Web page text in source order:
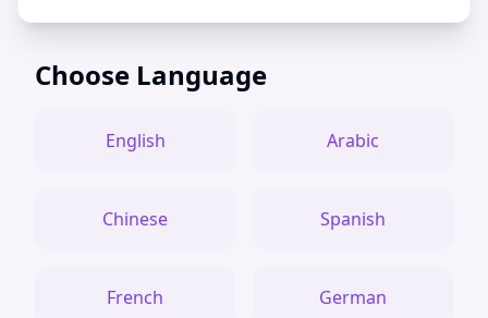
Choose Language
English Arabic
Chinese Spanish
French German